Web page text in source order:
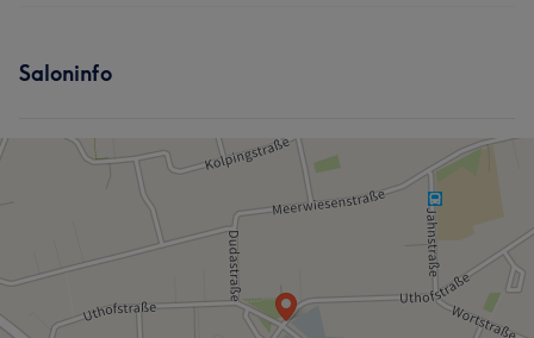
Haarentfernung
Saloninfo